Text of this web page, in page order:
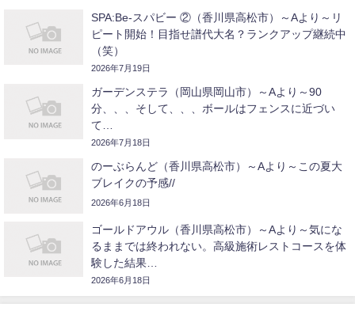
SPA:Be-スパビー ②（香川県高松市）～Aより～リ
ピート開始！目指せ譜代大名？ランクアップ継続中
（笑）
2026年7月19日
ガーデンステラ（岡山県岡山市）～Aより～90
分、、、そして、、、ボールはフェンスに近づい
て…
2026年7月18日
のーぶらんど（香川県高松市）～Aより～この夏大
ブレイクの予感//
2026年6月18日
ゴールドアウル（香川県高松市）～Aより～気にな
るままでは終われない。高級施術レストコースを体
験した結果…
2026年6月18日